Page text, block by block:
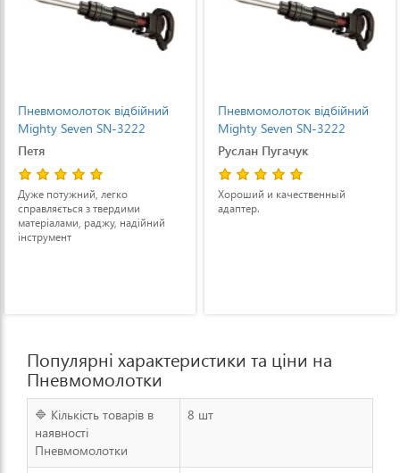
Пневмомолоток відбійний
Mighty Seven SN-3222
Петя
Дуже потужний, легко
справляється з твердими
матеріалами, раджу, надійний
інструмент
Пневмомолоток відбійний
Mighty Seven SN-3222
Руслан Пугачук
Хороший и качественный
адаптер.
Популярні характеристики та ціни на
Пневмомолотки
🔷 Кількість товарів в
наявності
Пневмомолотки
8 шт